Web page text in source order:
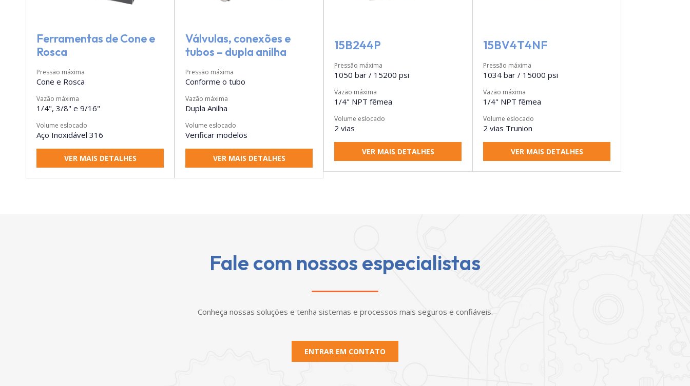
Ferramentas de Cone e
Rosca
Pressão máxima
Cone e Rosca
Vazão máxima
1/4", 3/8" e 9/16"
Volume eslocado
Aço Inoxidável 316
VER MAIS DETALHES
Válvulas, conexões e
tubos – dupla anilha
Pressão máxima
Conforme o tubo
Vazão máxima
Dupla Anilha
Volume eslocado
Verificar modelos
VER MAIS DETALHES
15B244P
Pressão máxima
1050 bar / 15200 psi
Vazão máxima
1/4" NPT fêmea
Volume eslocado
2 vias
VER MAIS DETALHES
15BV4T4NF
Pressão máxima
1034 bar / 15000 psi
Vazão máxima
1/4" NPT fêmea
Volume eslocado
2 vias Trunion
VER MAIS DETALHES
Fale com nossos especialistas
Conheça nossas soluções e tenha sistemas e processos mais seguros e confiáveis.
ENTRAR EM CONTATO